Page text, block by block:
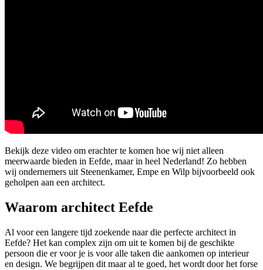
Bekijk deze video om erachter te komen hoe wij niet alleen
meerwaarde bieden in Eefde, maar in heel Nederland! Zo hebben
wij ondernemers uit Steenenkamer, Empe en Wilp bijvoorbeeld ook
geholpen aan een architect.
Waarom architect Eefde
Al voor een langere tijd zoekende naar die perfecte architect in
Eefde? Het kan complex zijn om uit te komen bij de geschikte
persoon die er voor je is voor alle taken die aankomen op interieur
en design. We begrijpen dit maar al te goed, het wordt door het forse